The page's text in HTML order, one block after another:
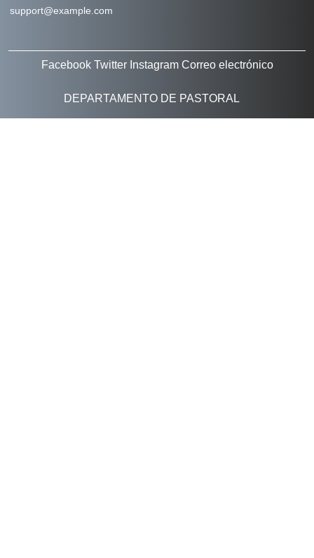
support@example.com
Facebook Twitter Instagram Correo electrónico
DEPARTAMENTO DE PASTORAL